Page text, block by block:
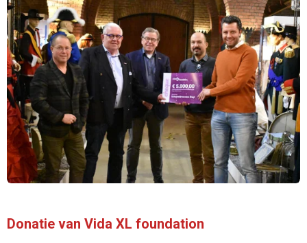
Donatie van Vida XL foundation